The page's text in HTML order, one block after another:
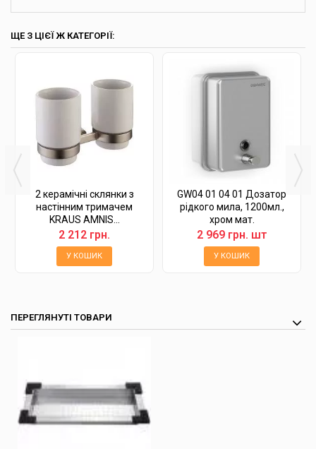
ЩЕ З ЦІЄЇ Ж КАТЕГОРІЇ:
2 керамічні склянки з
настінним тримачем
KRAUS AMNIS...
2 212 грн.
У КОШИК
GW04 01 04 01 Дозатор
рідкого мила, 1200мл.,
хром мат.
2 969 грн. шт
У КОШИК
ПЕРЕГЛЯНУТІ ТОВАРИ